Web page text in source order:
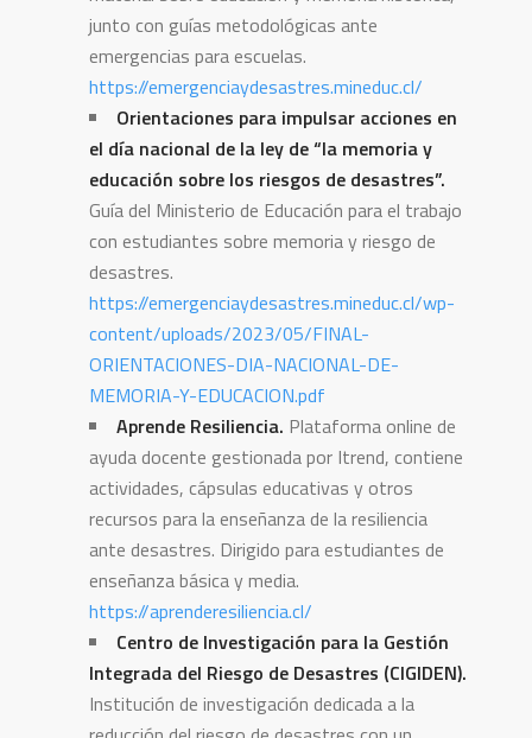
junto con guías metodológicas ante
emergencias para escuelas.
https://emergenciaydesastres.mineduc.cl/
Orientaciones para impulsar acciones en
el día nacional de la ley de “la memoria y
educación sobre los riesgos de desastres”.
Guía del Ministerio de Educación para el trabajo
con estudiantes sobre memoria y riesgo de
desastres.
https://emergenciaydesastres.mineduc.cl/wp-
content/uploads/2023/05/FINAL-
ORIENTACIONES-DIA-NACIONAL-DE-
MEMORIA-Y-EDUCACION.pdf
Aprende Resiliencia. Plataforma online de
ayuda docente gestionada por Itrend, contiene
actividades, cápsulas educativas y otros
recursos para la enseñanza de la resiliencia
ante desastres. Dirigido para estudiantes de
enseñanza básica y media.
https://aprenderesiliencia.cl/
Centro de Investigación para la Gestión
Integrada del Riesgo de Desastres (CIGIDEN).
Institución de investigación dedicada a la